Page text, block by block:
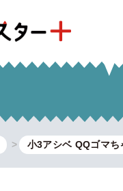
小3アシベ QQゴマち